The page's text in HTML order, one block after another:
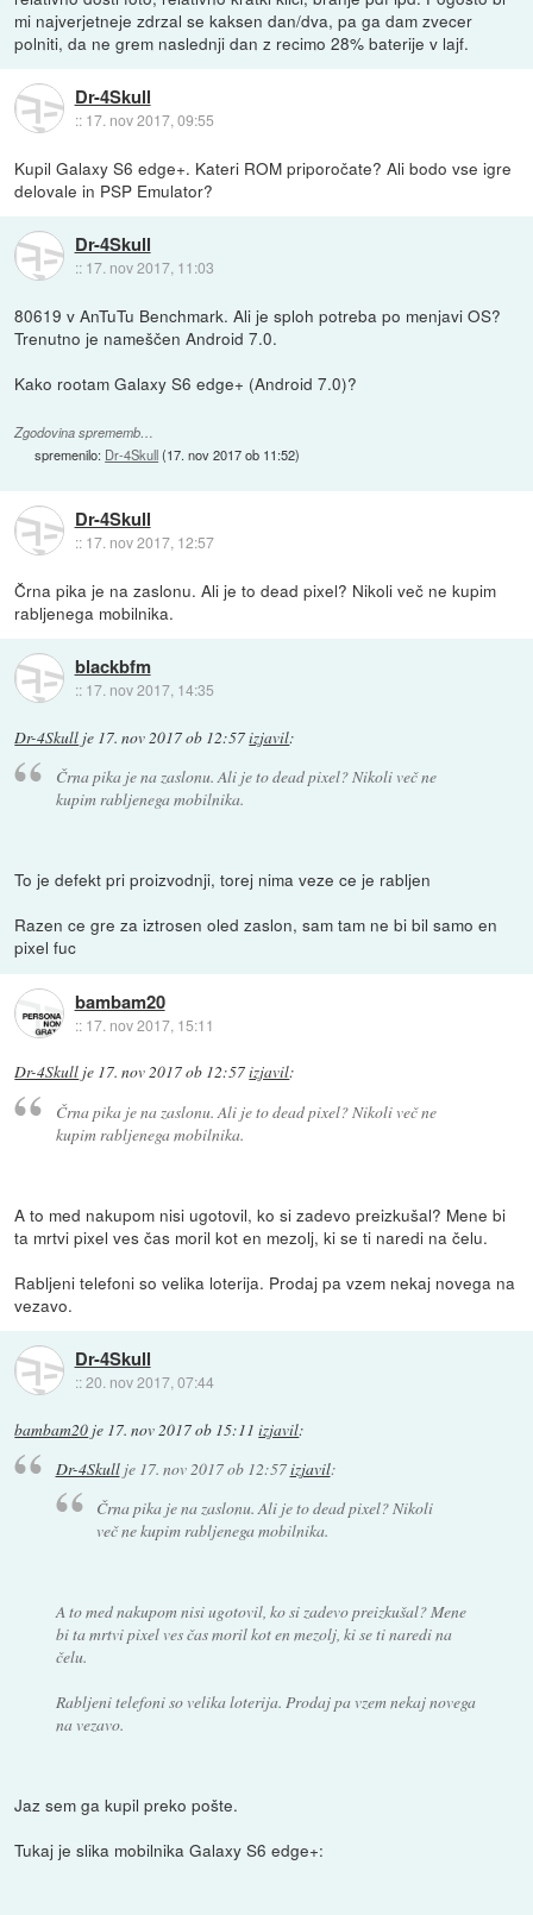
mi najverjetneje zdrzal se kaksen dan/dva, pa ga dam zvecer
polniti, da ne grem naslednji dan z recimo 28% baterije v lajf.
Dr-4Skull
:: 17. nov 2017, 09:55
Kupil Galaxy S6 edge+. Kateri ROM priporočate? Ali bodo vse igre
delovale in PSP Emulator?
Dr-4Skull
:: 17. nov 2017, 11:03
80619 v AnTuTu Benchmark. Ali je sploh potreba po menjavi OS?
Trenutno je nameščen Android 7.0.
Kako rootam Galaxy S6 edge+ (Android 7.0)?
Zgodovina sprememb…
spremenilo: Dr-4Skull(17. nov 2017 ob 11:52)
Dr-4Skull
:: 17. nov 2017, 12:57
Črna pika je na zaslonu. Ali je to dead pixel? Nikoli več ne kupim
rabljenega mobilnika.
blackbfm
:: 17. nov 2017, 14:35
Dr-4Skull je 17. nov 2017 ob 12:57izjavil:
Črna pika je na zaslonu. Ali je to dead pixel? Nikoli več ne
kupim rabljenega mobilnika.
To je defekt pri proizvodnji, torej nima veze ce je rabljen
Razen ce gre za iztrosen oled zaslon, sam tam ne bi bil samo en
pixel fuc
bambam20
:: 17. nov 2017, 15:11
Dr-4Skull je 17. nov 2017 ob 12:57izjavil:
Črna pika je na zaslonu. Ali je to dead pixel? Nikoli več ne
kupim rabljenega mobilnika.
A to med nakupom nisi ugotovil, ko si zadevo preizkušal? Mene bi
ta mrtvi pixel ves čas moril kot en mezolj, ki se ti naredi na čelu.
Rabljeni telefoni so velika loterija. Prodaj pa vzem nekaj novega na
vezavo.
Dr-4Skull
::20. nov 2017, 07:44
bambam20 je 17. nov 2017 ob 15:11 izjavil:
Dr-4Skullje 17. nov 2017 ob 12:57izjavil:
Črna pika je na zaslonu. Ali je to dead pixel? Nikoli
več ne kupim rabljenega mobilnika.
A to med nakupom nisi ugotovil, ko si zadevo preizkušal? Mene
bi ta mrtvi pixel ves čas moril kot en mezolj, ki se ti naredi na
čelu.
Rabljeni telefoni so velika loterija. Prodaj pa vzem nekaj novega
na vezavo.
Jaz sem ga kupil preko pošte.
Tukaj je slika mobilnika Galaxy S6 edge+: